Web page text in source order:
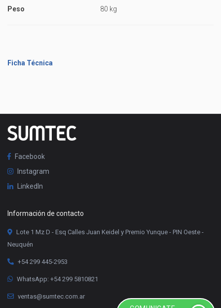
Peso 80 kg
Ficha Técnica
Facebook
Instagram
LinkedIn
Información de contacto
Lote 1 Mz D - Esq Calles Juan Keidel y Premio Yunque - PIN Oeste -
Neuquén
+54 299 445-2953
WhatsApp: +54 299 5810821
ventas@sumtec.com.ar